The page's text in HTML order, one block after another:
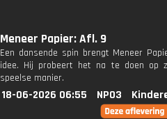
Meneer Papier: Afl. 9
Een dansende spin brengt Meneer
idee. Hij probeert het na te doen op
speelse manier.
18-06-2026 06:55 NPO3